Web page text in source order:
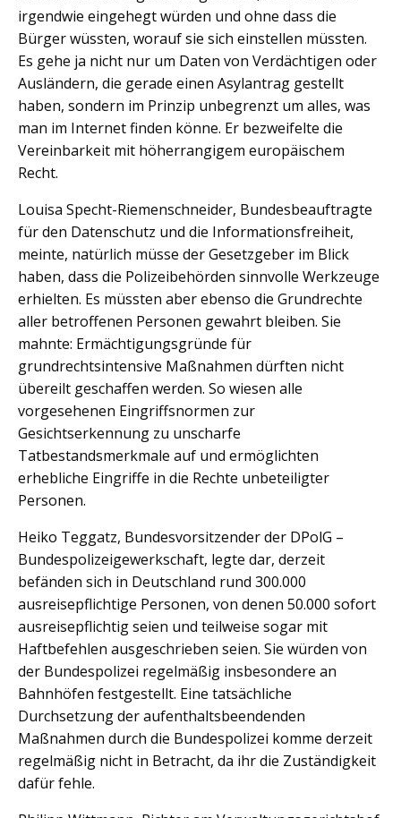
irgendwie eingehegt würden und ohne dass die
Bürger wüssten, worauf sie sich einstellen müssten.
Es gehe ja nicht nur um Daten von Verdächtigen oder
Ausländern, die gerade einen Asylantrag gestellt
haben, sondern im Prinzip unbegrenzt um alles, was
man im Internet finden könne. Er bezweifelte die
Vereinbarkeit mit höherrangigem europäischem
Recht.
Louisa Specht-Riemenschneider, Bundesbeauftragte
für den Datenschutz und die Informationsfreiheit,
meinte, natürlich müsse der Gesetzgeber im Blick
haben, dass die Polizeibehörden sinnvolle Werkzeuge
erhielten. Es müssten aber ebenso die Grundrechte
aller betroffenen Personen gewahrt bleiben. Sie
mahnte: Ermächtigungsgründe für
grundrechtsintensive Maßnahmen dürften nicht
übereilt geschaffen werden. So wiesen alle
vorgesehenen Eingriffsnormen zur
Gesichtserkennung zu unscharfe
Tatbestandsmerkmale auf und ermöglichten
erhebliche Eingriffe in die Rechte unbeteiligter
Personen.
Heiko Teggatz, Bundesvorsitzender der DPolG –
Bundespolizeigewerkschaft, legte dar, derzeit
befänden sich in Deutschland rund 300.000
ausreisepflichtige Personen, von denen 50.000 sofort
ausreisepflichtig seien und teilweise sogar mit
Haftbefehlen ausgeschrieben seien. Sie würden von
der Bundespolizei regelmäßig insbesondere an
Bahnhöfen festgestellt. Eine tatsächliche
Durchsetzung der aufenthaltsbeendenden
Maßnahmen durch die Bundespolizei komme derzeit
regelmäßig nicht in Betracht, da ihr die Zuständigkeit
dafür fehle.